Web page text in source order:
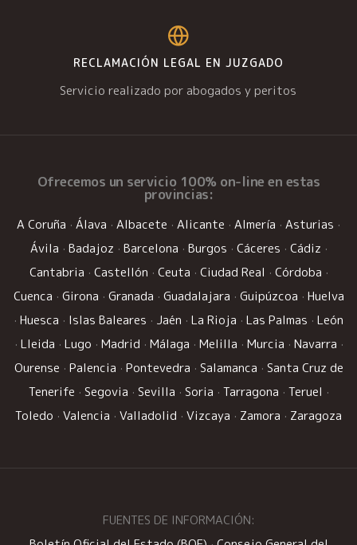
RECLAMACIÓN LEGAL EN JUZGADO
Servicio realizado por abogados y peritos
Ofrecemos un servicio 100% on-line en estas
provincias:
A Coruña · Álava · Albacete · Alicante · Almería · Asturias ·
Ávila · Badajoz · Barcelona · Burgos · Cáceres · Cádiz ·
Cantabria · Castellón · Ceuta · Ciudad Real · Córdoba ·
Cuenca · Girona · Granada · Guadalajara · Guipúzcoa · Huelva
· Huesca · Islas Baleares · Jaén · La Rioja · Las Palmas · León
· Lleida · Lugo · Madrid · Málaga · Melilla · Murcia · Navarra ·
Ourense · Palencia · Pontevedra · Salamanca · Santa Cruz de
Tenerife · Segovia · Sevilla · Soria · Tarragona · Teruel ·
Toledo · Valencia · Valladolid · Vizcaya · Zamora · Zaragoza
FUENTES DE INFORMACIÓN: